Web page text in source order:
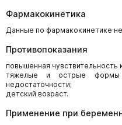
Фармакокинетика
Данные по фармакокинетике
Противопоказания
повышенная чувствительность
тяжелые и острые формы
недостаточности;
детский возраст.
Применение при